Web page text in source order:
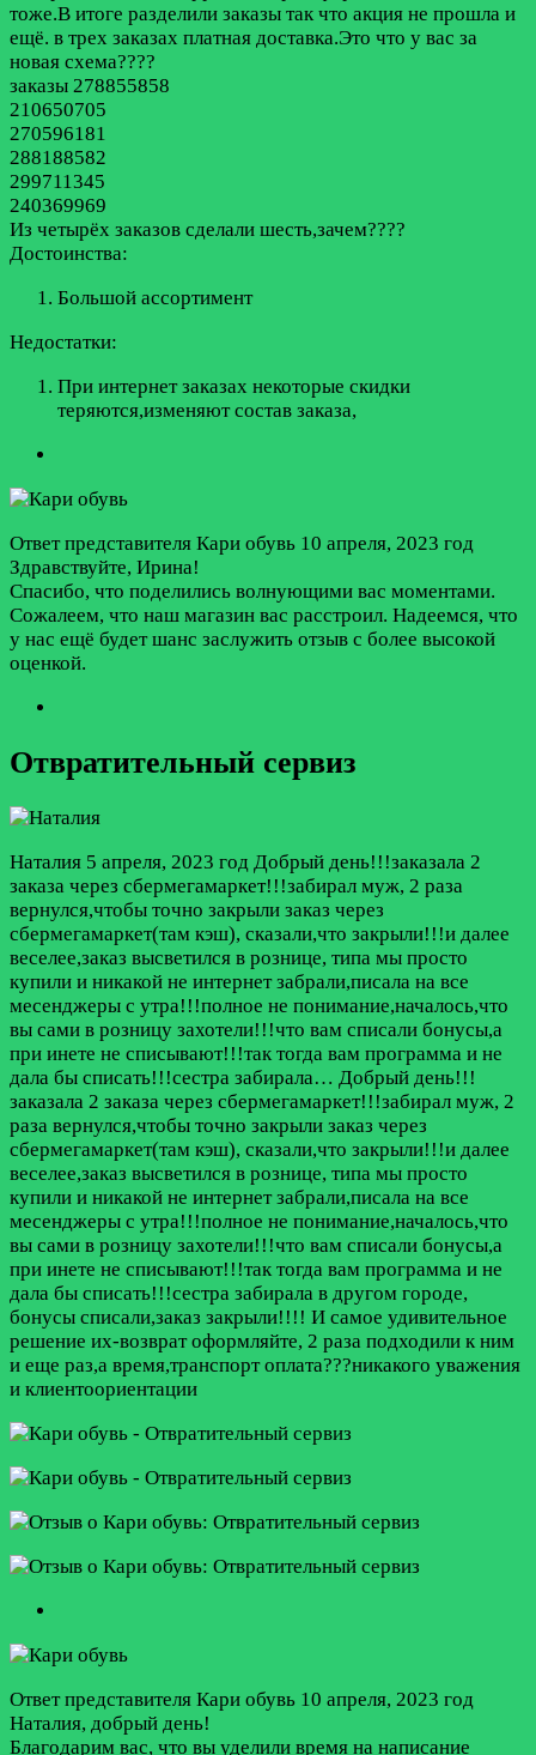
тоже.В итоге разделили заказы так что акция не прошла и
ещё. в трех заказах платная доставка.Это что у вас за
новая схема????
заказы 278855858
210650705
270596181
288188582
299711345
240369969
Из четырёх заказов сделали шесть,зачем????
Достоинства:
Большой ассортимент
Недостатки:
При интернет заказах некоторые скидки
теряются,изменяют состав заказа,
Ответ представителя Кари обувь 10 апреля, 2023 год
Здравствуйте, Ирина!
Спасибо, что поделились волнующими вас моментами.
Сожалеем, что наш магазин вас расстроил. Надеемся, что
у нас ещё будет шанс заслужить отзыв с более высокой
оценкой.
Отвратительный сервиз
Наталия 5 апреля, 2023 год Добрый день!!!заказала 2
заказа через сбермегамаркет!!!забирал муж, 2 раза
вернулся,чтобы точно закрыли заказ через
сбермегамаркет(там кэш), сказали,что закрыли!!!и далее
веселее,заказ высветился в рознице, типа мы просто
купили и никакой не интернет забрали,писала на все
месенджеры с утра!!!полное не понимание,началось,что
вы сами в розницу захотели!!!что вам списали бонусы,а
при инете не списывают!!!так тогда вам программа и не
дала бы списать!!!сестра забирала… Добрый день!!!
заказала 2 заказа через сбермегамаркет!!!забирал муж, 2
раза вернулся,чтобы точно закрыли заказ через
сбермегамаркет(там кэш), сказали,что закрыли!!!и далее
веселее,заказ высветился в рознице, типа мы просто
купили и никакой не интернет забрали,писала на все
месенджеры с утра!!!полное не понимание,началось,что
вы сами в розницу захотели!!!что вам списали бонусы,а
при инете не списывают!!!так тогда вам программа и не
дала бы списать!!!сестра забирала в другом городе,
бонусы списали,заказ закрыли!!!! И самое удивительное
решение их-возврат оформляйте, 2 раза подходили к ним
и еще раз,а время,транспорт оплата???никакого уважения
и клиентоориентации
Ответ представителя Кари обувь 10 апреля, 2023 год
Наталия, добрый день!
Благодарим вас, что вы уделили время на написание